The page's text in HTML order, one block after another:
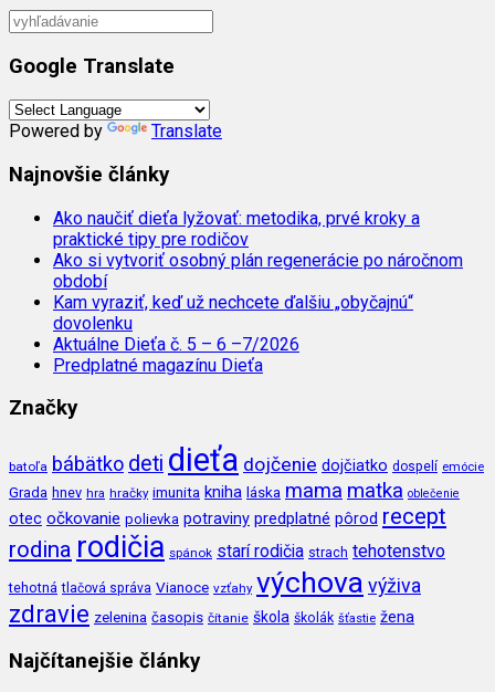
Google Translate
Powered by Translate
Najnovšie články
Ako naučiť dieťa lyžovať: metodika, prvé kroky a
praktické tipy pre rodičov
Ako si vytvoriť osobný plán regenerácie po náročnom
období
Kam vyraziť, keď už nechcete ďalšiu „obyčajnú“
dovolenku
Aktuálne Dieťa č. 5 – 6 –7/2026
Predplatné magazínu Dieťa
Značky
batoľa bábätko deti dieťa dojčenie dojčiatko dospelí emócie
Grada hnev hra hračky imunita kniha láska mama matka oblečenie
otec očkovanie polievka potraviny predplatné pôrod recept
rodina rodičia spánok starí rodičia strach tehotenstvo
tehotná tlačová správa Vianoce vzťahy výchova výživa
zdravie zelenina časopis čítanie škola školák šťastie žena
Najčítanejšie články